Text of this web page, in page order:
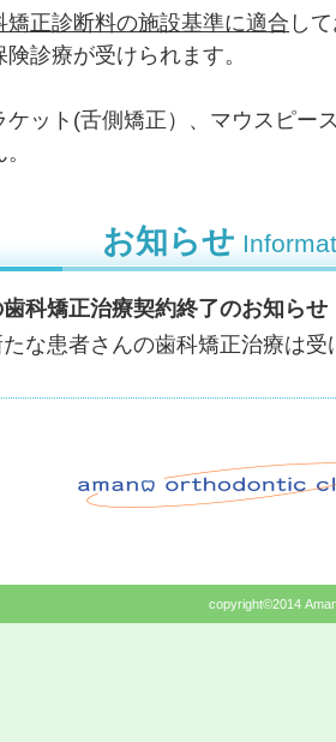
矯正診断料の施設基準に適合 し
診療が受けられます。
ット(舌側矯正）、マウスピー
お知らせ
科矯正治療契約終了のお知らせ
な患者さんの歯科矯正治療は
copyright©2014